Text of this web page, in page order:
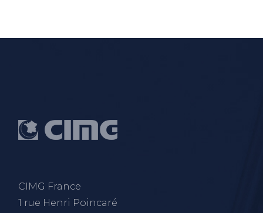
CIMG France
1 rue Henri Poincaré